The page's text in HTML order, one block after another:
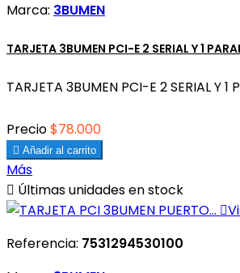
Marca: 3BUMEN
TARJETA 3BUMEN PCI-E 2 SERIAL Y 1
TARJETA 3BUMEN PCI-E 2 SERIAL Y 1
Precio$78.000
 Añadir al carrito
Más
 Últimas unidades en stock

Referencia: 7531294530100